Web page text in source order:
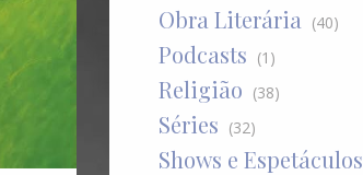
Obra Literária (40)
Podcasts (1)
Religião (38)
Séries (32)
Shows e Espetáculos